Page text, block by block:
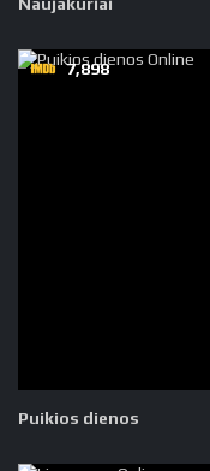
Puikios dienos
7,898